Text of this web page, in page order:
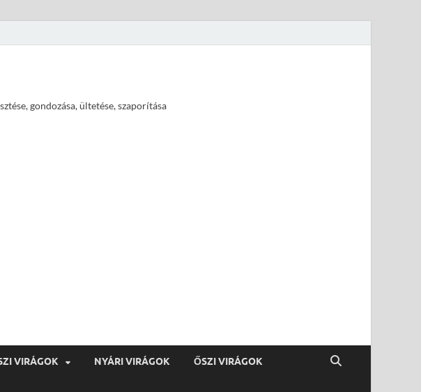
gondozása, ültetése, szaporítása
VIRÁGOK NYÁRI VIRÁGOK ŐSZI VIRÁGOK